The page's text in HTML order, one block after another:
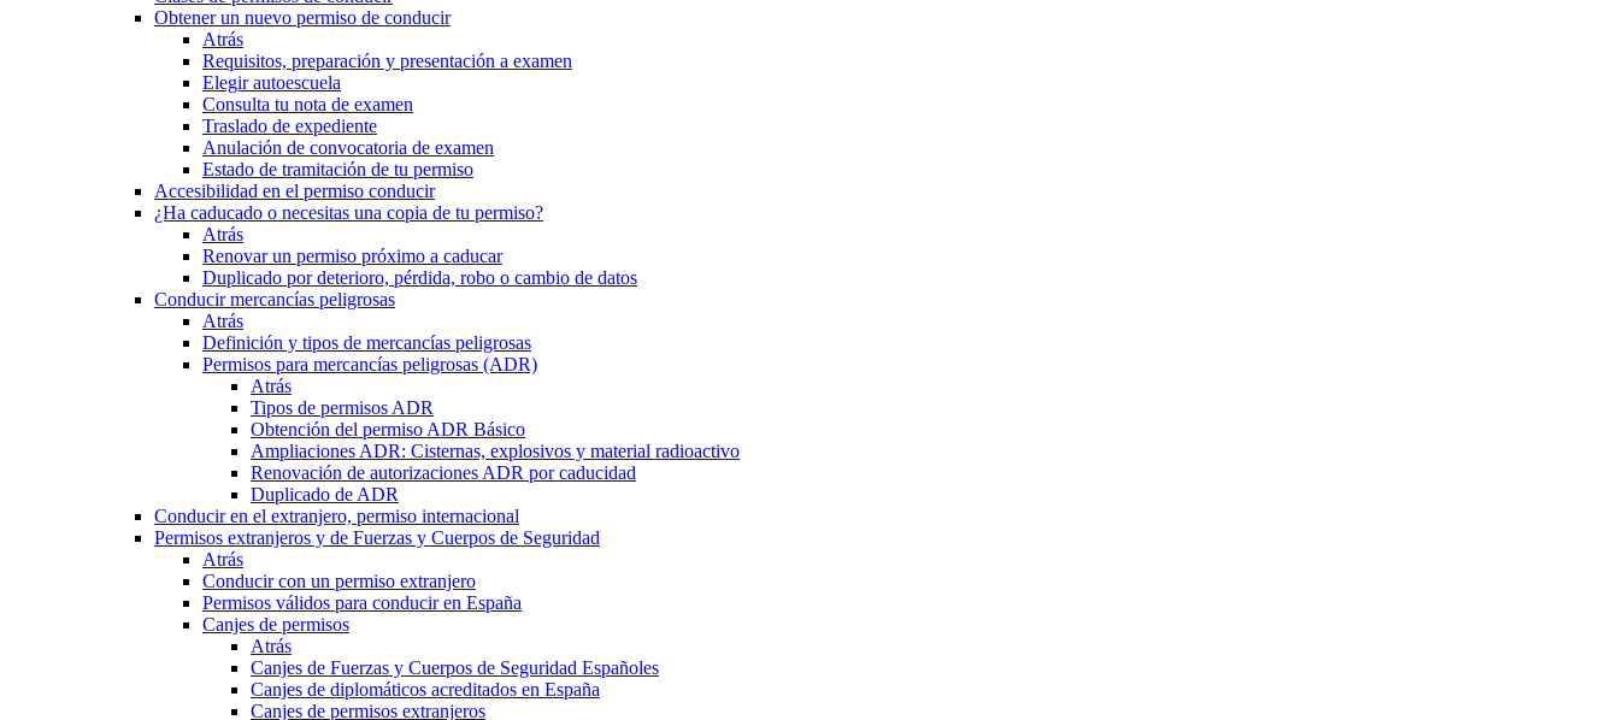
Obtener un nuevo permiso de conducir
Atrás
Requisitos, preparación y presentación a examen
Elegir autoescuela
Consulta tu nota de examen
Traslado de expediente
Anulación de convocatoria de examen
Estado de tramitación de tu permiso
Accesibilidad en el permiso conducir
¿Ha caducado o necesitas una copia de tu permiso?
Atrás
Renovar un permiso próximo a caducar
Duplicado por deterioro, pérdida, robo o cambio de datos
Conducir mercancías peligrosas
Atrás
Definición y tipos de mercancías peligrosas
Permisos para mercancías peligrosas (ADR)
Atrás
Tipos de permisos ADR
Obtención del permiso ADR Básico
Ampliaciones ADR: Cisternas, explosivos y material radioactivo
Renovación de autorizaciones ADR por caducidad
Duplicado de ADR
Conducir en el extranjero, permiso internacional
Permisos extranjeros y de Fuerzas y Cuerpos de Seguridad
Atrás
Conducir con un permiso extranjero
Permisos válidos para conducir en España
Canjes de permisos
Atrás
Canjes de Fuerzas y Cuerpos de Seguridad Españoles
Canjes de diplomáticos acreditados en España
Canjes de permisos extranjeros